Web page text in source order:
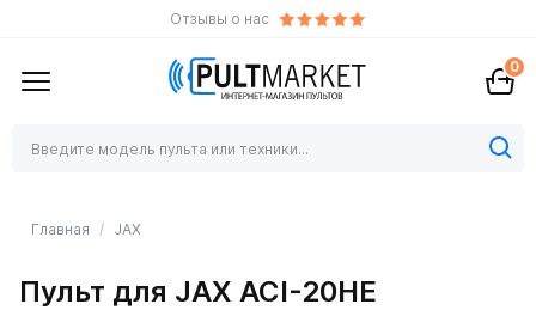
Отзывы о нас
0
Главная JAX
Пульт для JAX ACI-20HE